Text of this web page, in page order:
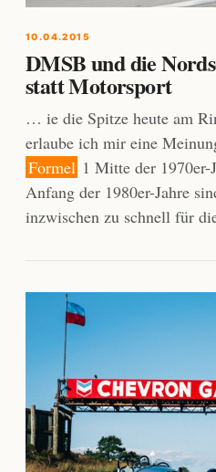
10.04.2015
DMSB und die
statt Motorsport
… ie die Spitze heute am
erlaube ich mir eine
Formel 1 Mitte der 1970er-
Anfang der 1980er-Jahre
inzwischen zu schnell für